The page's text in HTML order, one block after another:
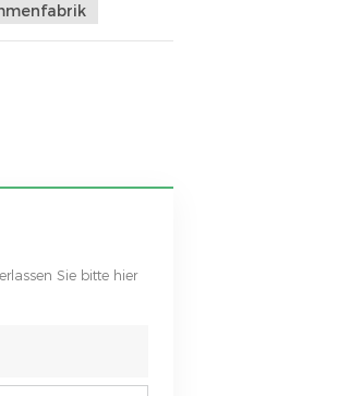
Sie bitte hier